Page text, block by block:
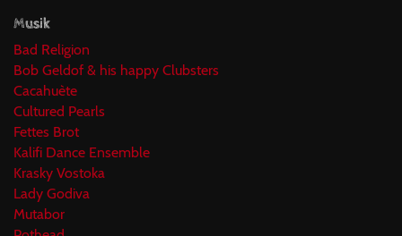
Musik
Bad Religion
Bob Geldof & his happy Clubsters
Cacahuète
Cultured Pearls
Fettes Brot
Kalifi Dance Ensemble
Krasky Vostoka
Lady Godiva
Mutabor